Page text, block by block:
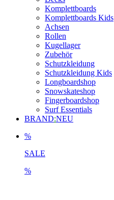
Komplettboards
Komplettboards Kids
Achsen
Rollen
Kugellager
Zubehör
Schutzkleidung
Schutzkleidung Kids
Longboardshop
Snowskateshop
Fingerboardshop
Surf Essentials
BRAND:NEU
%
SALE
%